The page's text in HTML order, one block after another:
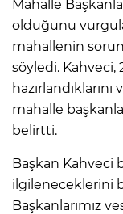
Mahalle
olduğunu
mahallenin
söyledi.
mahalle
belirtti.
Başkan Kahveci
ilgileneceklerini
Başkanlarımız